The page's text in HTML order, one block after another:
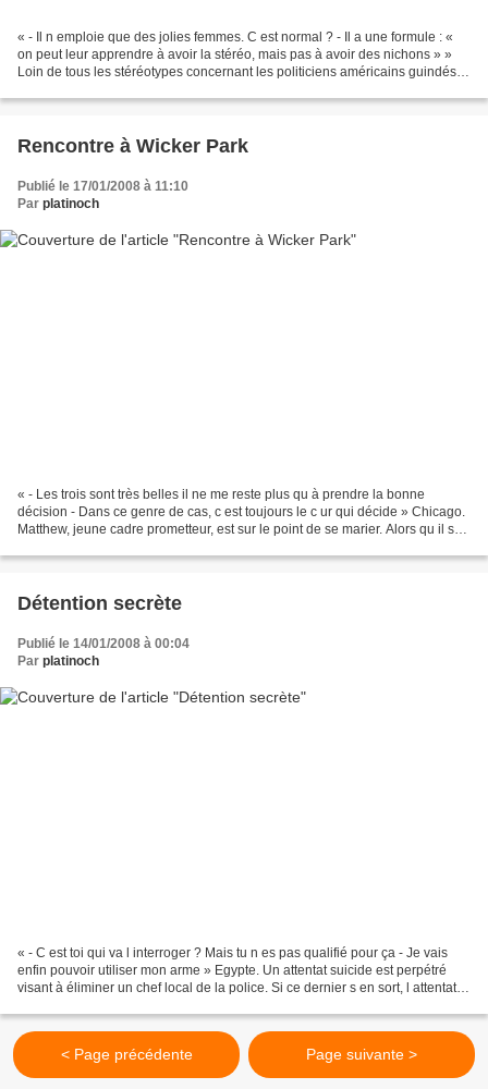
« - Il n emploie que des jolies femmes. C est normal ? - Il a une formule : «
on peut leur apprendre à avoir la stéréo, mais pas à avoir des nichons » »
Loin de tous les stéréotypes concernant les politiciens américains guindés
Rencontre à Wicker Park
Publié le 17/01/2008 à 11:10
Par platinoch
« - Les trois sont très belles il ne me reste plus qu à prendre la bonne
décision - Dans ce genre de cas, c est toujours le c ur qui décide » Chicago.
Matthew, jeune cadre prometteur, est sur le point de se marier. Alors qu il s
Détention secrète
Publié le 14/01/2008 à 00:04
Par platinoch
« - C est toi qui va l interroger ? Mais tu n es pas qualifié pour ça - Je vais
enfin pouvoir utiliser mon arme » Egypte. Un attentat suicide est perpétré
visant à éliminer un chef local de la police. Si ce dernier s en sort, l attentat,
< Page précédente Page suivante >